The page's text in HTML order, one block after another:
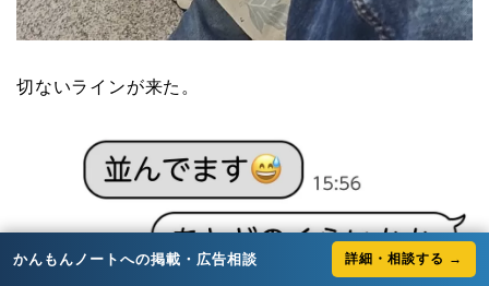
切ないラインが来た。
かんもんノートへの掲載・広告相談 詳細・相談する →